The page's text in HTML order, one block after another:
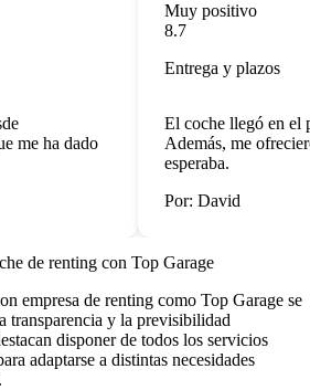
me ha dado
Muy positivo
8.7
Entrega y plazos
El coche llegó en el
Además, me
esperaba.
Por: David
de renting con Top Garage
empresa de renting como Top Garage se
transparencia y la previsibilidad
disponer de todos los servicios
adaptarse a distintas necesidades